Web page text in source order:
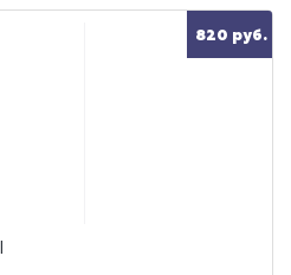
820 руб.